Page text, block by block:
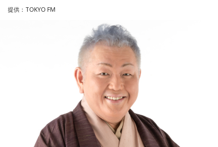
で、今回はアニメのエンディングテーマとして曲を書かせて
もらったんですけど、結構パーソナルな部分が出た作品にな
遠山：自分自身の内面をすごく辿って探っている曲ですよ
ほのか：はい。私は「自分自身を分かってみたい」という気
持ちで作品を作っていて、もしかしたら皆さんも何かを作る
ときって、自分自身を分かってみたいから作るんじゃないか
なと思って、そういう曲を作りました。
遠山：海ちゃんはどうですか？
た世界最大級の音楽フェスティバル「SXSW（サウス・バイ・
サウスウエスト）」の出演や中国ツアーの開催など、海外で
のライブも経験。そのほか、2019年公開の映画「惡の華」で
は主題歌と劇中歌を担当し、今年4月から放送されたテレビド
ラマ版「惡の華」では、たかはしほのかさんが劇伴を担当。
そして、今秋には初のアジアツアーの開催が決定していま
遠山：僕は「惡の華」が好きで、（テレビドラマ版ではW主
演の）あのちゃんと鈴木福くんがめちゃくちゃ素晴らしかっ
たですけど、そういうドラマの音楽って、どう作っていく
提供：TOKYO FM